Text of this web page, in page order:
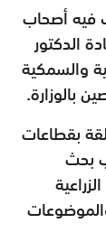
فيه أصحاب
الدكتور
والسمكية
بالوزارة.
بقطاعات
بحث